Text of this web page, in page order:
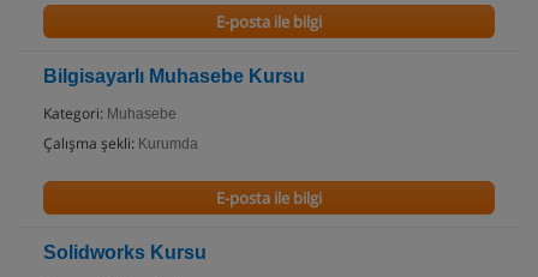
E-posta ile bilgi
Bilgisayarlı Muhasebe Kursu
Kategori: Muhasebe
Çalışma şekli: Kurumda
E-posta ile bilgi
Solidworks Kursu